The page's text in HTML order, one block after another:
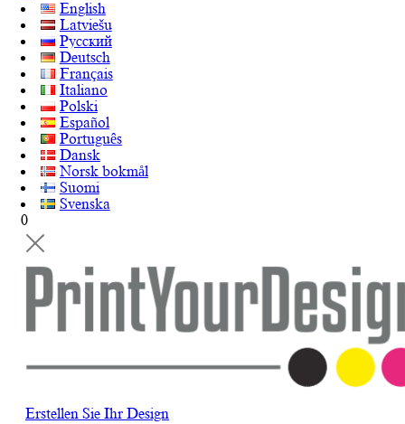
English
Latviešu
Русский
Deutsch
Français
Italiano
Polski
Español
Português
Dansk
Norsk bokmål
Suomi
Svenska
0
Erstellen Sie Ihr Design